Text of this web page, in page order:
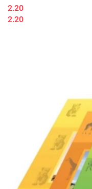
2.20
2.20